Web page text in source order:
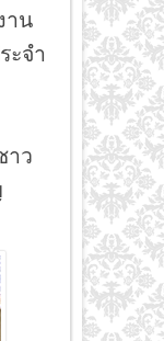
าน
ะจำ
าว